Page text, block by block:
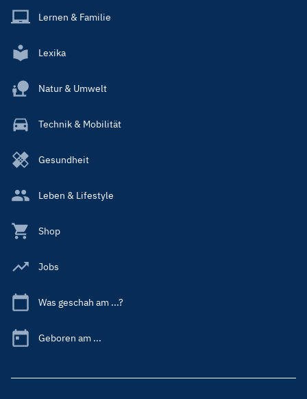
Lernen & Familie
Lexika
Natur & Umwelt
Technik & Mobilität
Gesundheit
Leben & Lifestyle
Shop
Jobs
Was geschah am ...?
Geboren am ...